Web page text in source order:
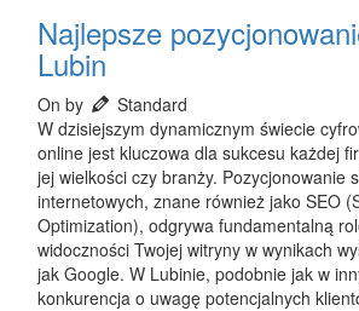
Najlepsze
Lubin
On by
Standard
W dzisiejszym dynamicznym świecie
online jest kluczowa dla sukcesu każdej
jej wielkości czy branży. Pozycjonowanie
internetowych, znane również jako SEO
Optimization), odgrywa fundamentalną
widoczności Twojej witryny w wynikach
jak Google. W Lubinie, podobnie jak w
konkurencja o uwagę potencjalnych